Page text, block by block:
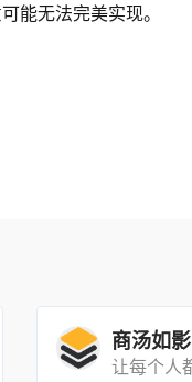
能无法完美实现。
商汤如影